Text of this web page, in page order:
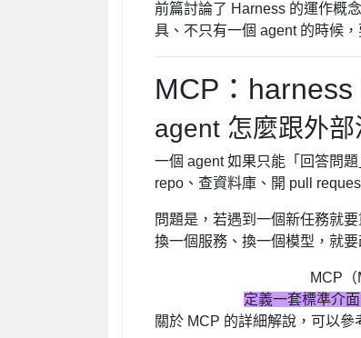
前篇討論了 Harness 的運作概
具、不只有一個 agent 的時候
MCP：harness
agent 怎麼跟外部
一個 agent 如果只能「回答問
repo、查資料庫、開 pull
問題是，若遇到一個新任務就
換一個服務、換一個模型，就
MCP
定義一套標準介
關於 MCP 的詳細解說，可以參